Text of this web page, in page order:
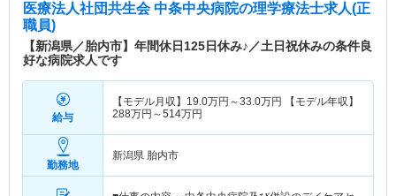
医療法人社団共生会 中条中央病院の理学療法士求人(正
職員)
【新潟県／胎内市】年間休日125日休み♪／土日祝休みの条件良
好な病院求人です
給与
【モデル月収】 19.0万円～33.0万円
【モデル年収】
288万円～514万円
勤務地
新潟県 胎内市